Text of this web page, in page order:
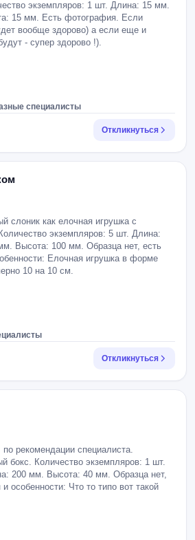
экземпляров: 1 шт. Длина: 15 мм.
15 мм. Есть фотография. Если
вообще здорово) а если еще и
- супер здорово !).
специалисты
Откликнуться
слоник как елочная игрушка с
экземпляров: 5 шт. Длина:
Высота: 100 мм. Образца нет, есть
Елочная игрушка в форме
10 на 10 см.
Откликнуться
рекомендации специалиста.
бокс. Количество экземпляров: 1 шт.
200 мм. Высота: 40 мм. Образца нет,
особенности: Что то типо вот такой